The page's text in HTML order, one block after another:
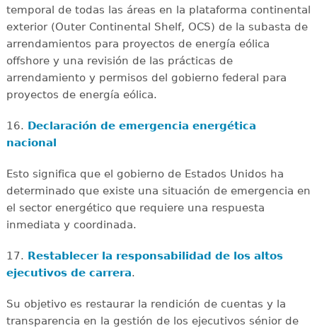
temporal de todas las áreas en la plataforma continental
exterior (Outer Continental Shelf, OCS) de la subasta de
arrendamientos para proyectos de energía eólica
offshore y una revisión de las prácticas de
arrendamiento y permisos del gobierno federal para
proyectos de energía eólica.
16. Declaración de emergencia energética
nacional
Esto significa que el gobierno de Estados Unidos ha
determinado que existe una situación de emergencia en
el sector energético que requiere una respuesta
inmediata y coordinada.
17. Restablecer la responsabilidad de los altos
ejecutivos de carrera.
Su objetivo es restaurar la rendición de cuentas y la
transparencia en la gestión de los ejecutivos sénior de